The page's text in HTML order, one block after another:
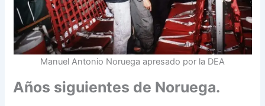
Manuel Antonio Noruega apresado por la DEA
Años siguientes de Noruega.